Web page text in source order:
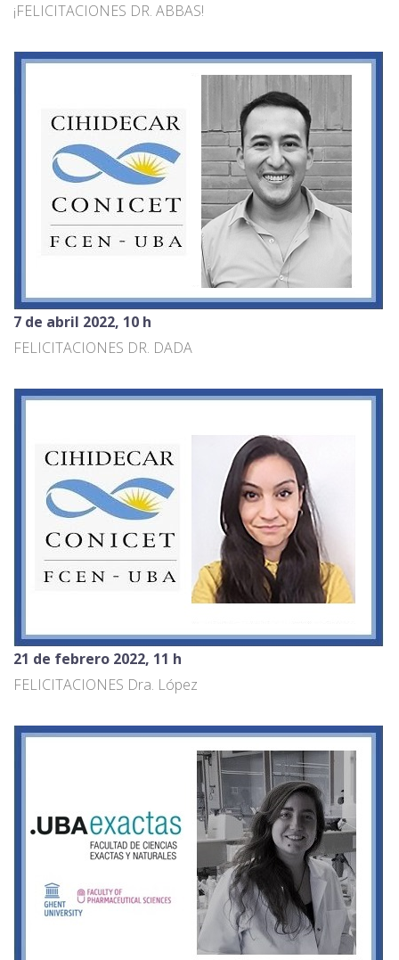
¡FELICITACIONES DR. ABBAS!
7 de abril 2022, 10 h
FELICITACIONES DR. DADA
21 de febrero 2022, 11 h
FELICITACIONES Dra. López